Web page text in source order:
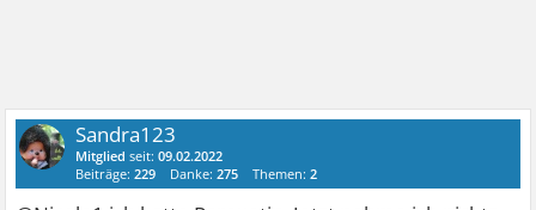
Sandra123
Mitglied seit:09.02.2022
Beiträge:229 Danke:275 Themen:2